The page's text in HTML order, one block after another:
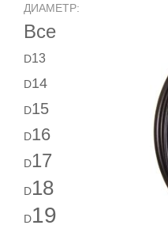
ДИАМЕТР:
Все
D13
D14
D15
D16
D17
D18
D19